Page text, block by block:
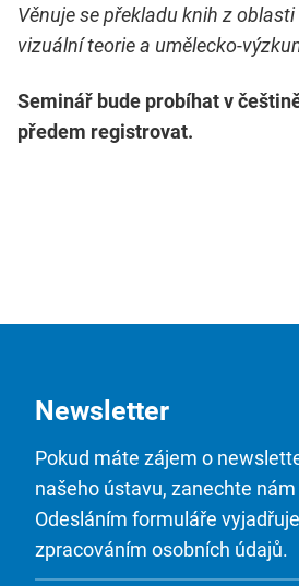
Věnuje se překladu knih z
vizuální teorie a umělecko-
Seminář bude probíhat v
předem registrovat.
Newsletter
Pokud máte zájem o
našeho ústavu, zanechte
Odesláním formuláře
zpracováním osobních údajů.